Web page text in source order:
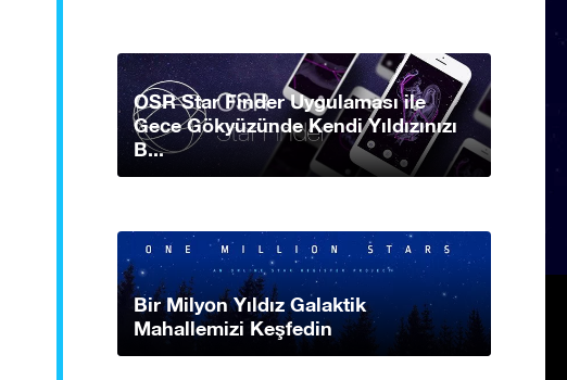
OSR Star Finder Uygulaması ile
Gece Gökyüzünde Kendi Yıldızınızı
B...
Bir Milyon Yıldız Galaktik
Mahallemizi Keşfedin